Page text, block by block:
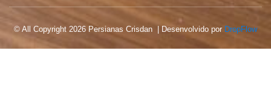
© All Copyright 2026 Persianas Crisdan | Desenvolvido por DropFlow